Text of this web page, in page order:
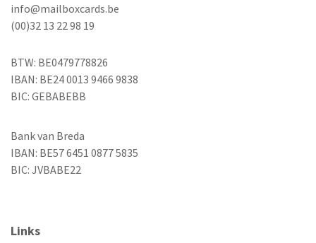
info@mailboxcards.be
(00)32 13 22 98 19
BTW: BE0479778826
IBAN: BE24 0013 9466 9838
BIC: GEBABEBB
Bank van Breda
IBAN: BE57 6451 0877 5835
BIC: JVBABE22
Links